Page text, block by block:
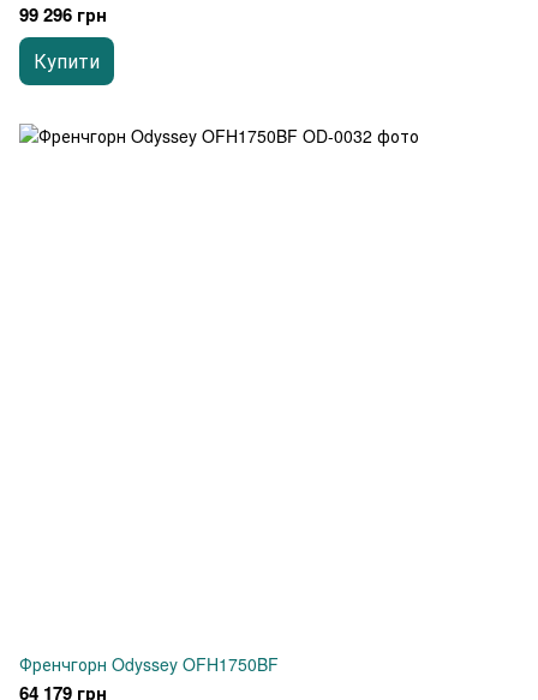
99 296 грн
Купити
Френчгорн Odyssey OFH1750BF
64 179 грн